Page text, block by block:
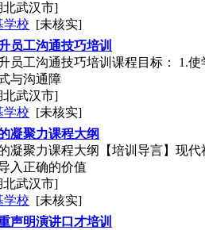
北武汉市]
学校 [未核实]
员工沟通技巧培训
员工沟通技巧培训课程目标： 1.
与沟通障
北武汉市]
学校 [未核实]
凝聚力课程大纲
凝聚力课程大纲【培训导言】现
入正确的价值
北武汉市]
学校 [未核实]
声明演讲口才培训